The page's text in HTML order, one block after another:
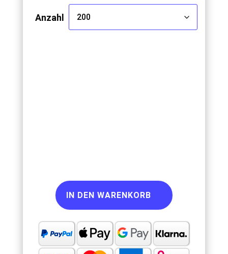
Anzahl
IN DEN WARENKORB